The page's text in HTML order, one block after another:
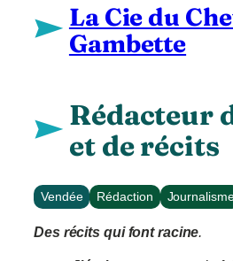
La Cie du
Gambette
Rédacteur
et de récits
Vendée Rédaction
Des récits qui font racine.